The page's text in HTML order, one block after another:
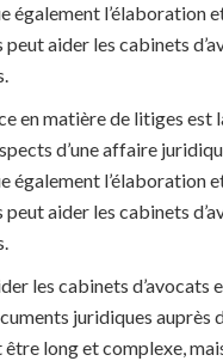
également l’élaboration
aider les cabinets
en matière de litiges est
d’une affaire
également l’élaboration
aider les cabinets
les cabinets
juridiques
long et complexe,